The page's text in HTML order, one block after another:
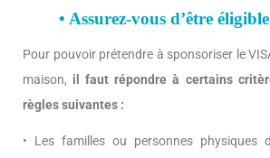
• Assurez-vous d’être éligible
Pour pouvoir prétendre à sponsoriser le
maison, il faut répondre à certains
règles suivantes :
• Les familles ou personnes physiques